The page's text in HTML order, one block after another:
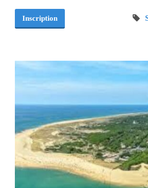
Inscription